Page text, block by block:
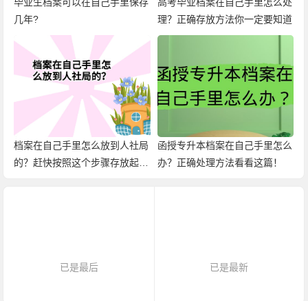
几年?
理？正确存放方法你一定要知道
档案在自己手里怎么放到人社局
的？赶快按照这个步骤存放起
函授专升本档案在自己手里怎么
办？正确处理方法看看这篇！
已是最后 已是最新